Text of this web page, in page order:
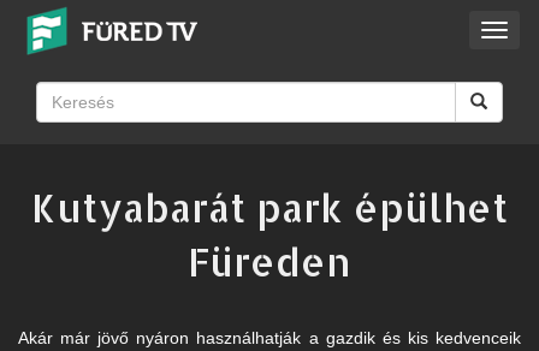
Kutyabarát park épülhet
Füreden
Akár már jövő nyáron használhatják a gazdik és kis kedvenceik